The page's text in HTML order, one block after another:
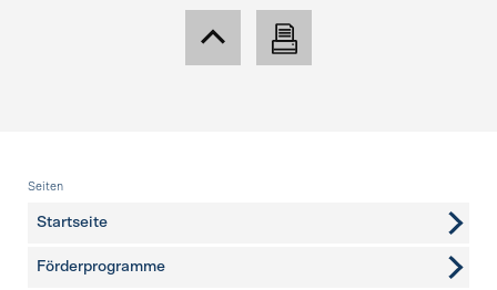
Fusszeile
Seiten
Startseite
Förderprogramme